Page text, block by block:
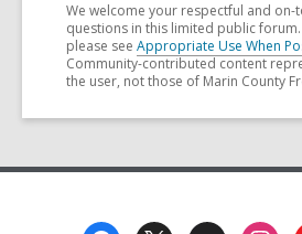
We welcome your respectful and
questions in this limited public
please see Appropriate Use When
Community-contributed content
the user, not those of Marin County